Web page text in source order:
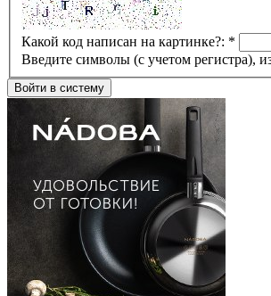
Какой код написан на картинке?: *
Введите символы (с учетом регистра),